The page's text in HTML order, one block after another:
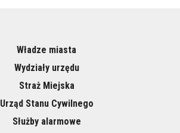
Władze miasta
Wydziały urzędu
Straż Miejska
Urząd Stanu Cywilnego
Służby alarmowe